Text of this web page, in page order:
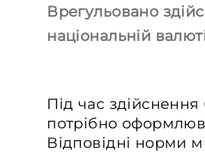
Врегульовано
національній
Під час здійснення
потрібно
Відповідні норми